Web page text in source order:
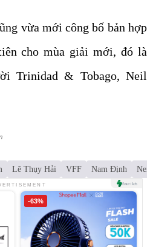
vừa mới công bố bản hợp
cho mùa giải mới, đó là
Trinidad & Tobago, Neil
Lê Thụy Hải VFF Nam Định Neil
-63%